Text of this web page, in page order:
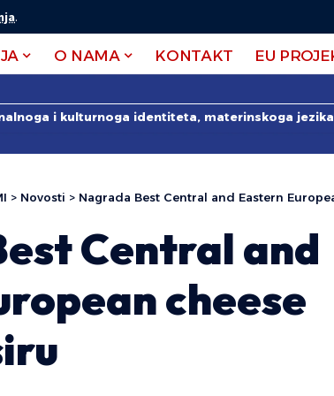
.
O NAMA KONTAKT EU
i kulturnoga identiteta, materinskoga
> Novosti > Nagrada Best Central and Eastern
Central and
cheese